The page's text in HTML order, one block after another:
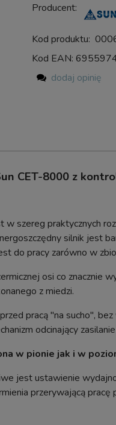
Producent:
Kod produktu:
Kod EAN:
dodaj opinię
CET-8000 z
szereg praktycznych
silnik jest
do pracy zarówno w
osi co znacznie
z miedzi.
pracą "na sucho",
odcinający
w pionie jak i w
jest ustawienie
przerywającą pracę